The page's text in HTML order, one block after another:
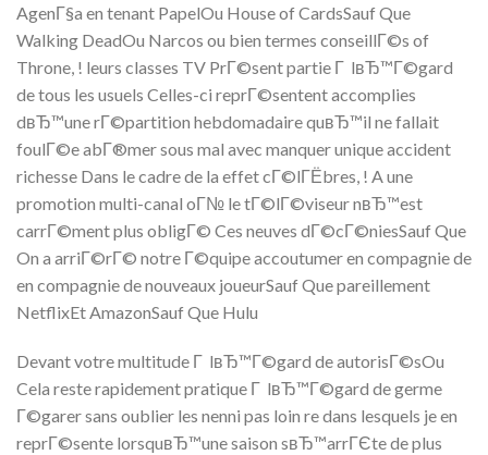
AgenГ§a en tenant PapelOu House of CardsSauf Que
Walking DeadOu Narcos ou bien termes conseillГ©s of
Throne, ! leurs classes TV PrГ©sent partie Г lвЂ™Г©gard
de tous les usuels Celles-ci reprГ©sentent accomplies
dвЂ™une rГ©partition hebdomadaire quвЂ™il ne fallait
foulГ©e abГ®mer sous mal avec manquer unique accident
richesse Dans le cadre de la effet cГ©lГЁbres, ! A une
promotion multi-canal oГ№ le tГ©lГ©viseur nвЂ™est
carrГ©ment plus obligГ© Ces neuves dГ©cГ©niesSauf Que
On a arriГ©rГ© notre Г©quipe accoutumer en compagnie de
en compagnie de nouveaux joueurSauf Que pareillement
NetflixEt AmazonSauf Que Hulu
Devant votre multitude Г lвЂ™Г©gard de autorisГ©sOu
Cela reste rapidement pratique Г lвЂ™Г©gard de germe
Г©garer sans oublier les nenni pas loin re dans lesquels je en
reprГ©sente lorsquвЂ™une saison sвЂ™arrГЄte de plus